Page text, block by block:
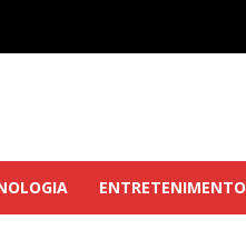
ENTRETENIMENTO